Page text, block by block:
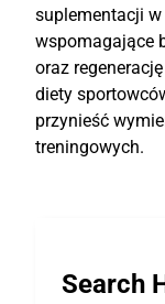
suplementacji
wspomagające
oraz
diety
przynieść
treningowych.
Search